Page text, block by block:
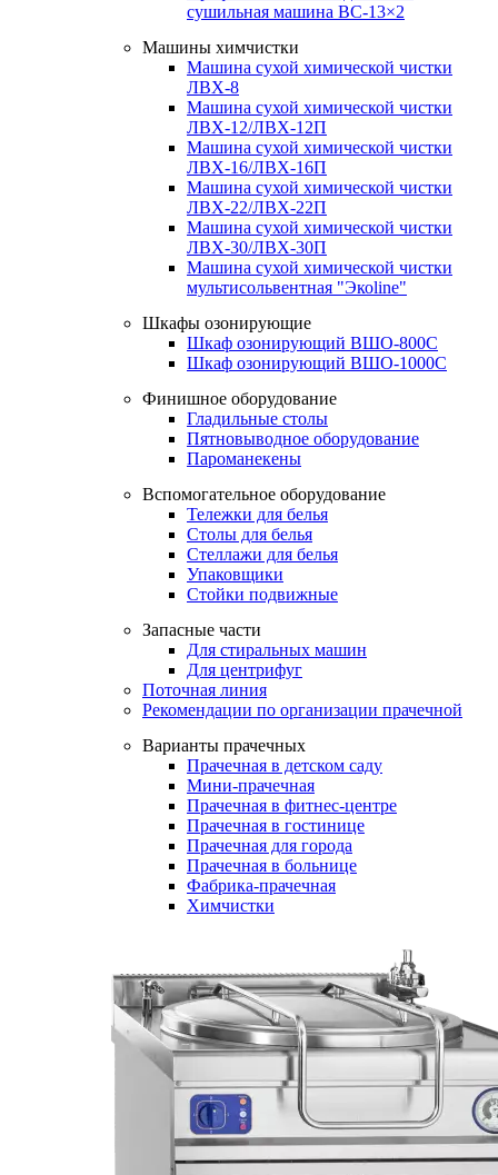
сушильная машина ВС-13×2
Машины химчистки
Машина сухой химической чистки
ЛВХ-8
Машина сухой химической чистки
ЛВХ-12/ЛВХ-12П
Машина сухой химической чистки
ЛВХ-16/ЛВХ-16П
Машина сухой химической чистки
ЛВХ-22/ЛВХ-22П
Машина сухой химической чистки
ЛВХ-30/ЛВХ-30П
Машина сухой химической чистки
мультисольвентная "Экоline"
Шкафы озонирующие
Шкаф озонирующий ВШО-800С
Шкаф озонирующий ВШО-1000С
Финишное оборудование
Гладильные столы
Пятновыводное оборудование
Пароманекены
Вспомогательное оборудование
Тележки для белья
Столы для белья
Стеллажи для белья
Упаковщики
Стойки подвижные
Запасные части
Для стиральных машин
Для центрифуг
Поточная линия
Рекомендации по организации прачечной
Варианты прачечных
Прачечная в детском саду
Мини-прачечная
Прачечная в фитнес-центре
Прачечная в гостинице
Прачечная для города
Прачечная в больнице
Фабрика-прачечная
Химчистки